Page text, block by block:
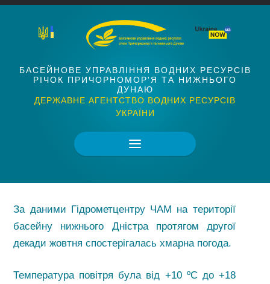
БАСЕЙНОВЕ УПРАВЛІННЯ ВОДНИХ РЕСУРСІВ
РІЧОК ПРИЧОРНОМОР'Я ТА НИЖНЬОГО
ДУНАЮ
ДЕРЖАВНЕ АГЕНТСТВО ВОДНИХ РЕСУРСІВ
УКРАЇНИ
За даними Гідрометцентру ЧАМ на території
басейну нижнього Дністра протягом другої
декади жовтня спостерігалась хмарна погода.
Температура повітря була від +10 ºС до +18